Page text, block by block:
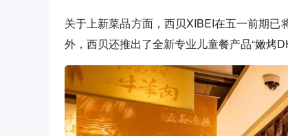
关于上新菜品方面，西贝XIBEI在五一前期已
外，西贝还推出了全新专业儿童餐产品“嫩烤